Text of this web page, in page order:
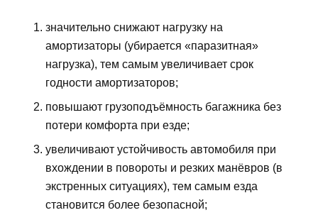
значительно снижают нагрузку на
амортизаторы (убирается «паразитная»
нагрузка), тем самым увеличивает срок
годности амортизаторов;
повышают грузоподъёмность багажника без
потери комфорта при езде;
увеличивают устойчивость автомобиля при
вхождении в повороты и резких манёвров (в
экстренных ситуациях), тем самым езда
становится более безопасной;